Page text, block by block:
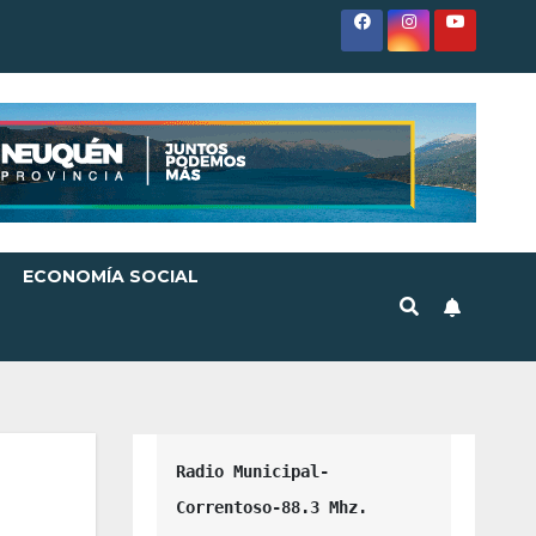
ECONOMÍA SOCIAL
Radio Municipal-
Correntoso-88.3 Mhz.